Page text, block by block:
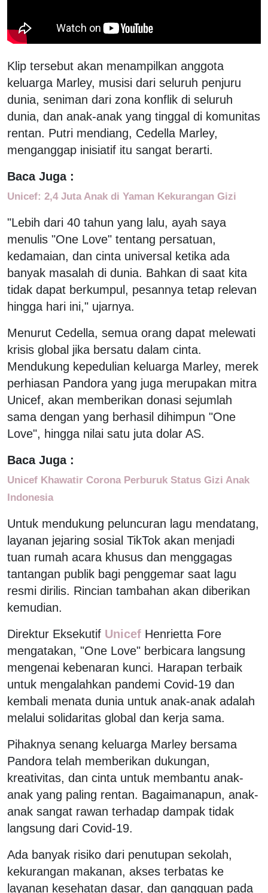
Klip tersebut akan menampilkan anggota
keluarga Marley, musisi dari seluruh penjuru
dunia, seniman dari zona konflik di seluruh
dunia, dan anak-anak yang tinggal di komunitas
rentan. Putri mendiang, Cedella Marley,
menganggap inisiatif itu sangat berarti.
Baca Juga :
Unicef: 2,4 Juta Anak di Yaman Kekurangan Gizi
"Lebih dari 40 tahun yang lalu, ayah saya
menulis "One Love" tentang persatuan,
kedamaian, dan cinta universal ketika ada
banyak masalah di dunia. Bahkan di saat kita
tidak dapat berkumpul, pesannya tetap relevan
hingga hari ini," ujarnya.
Menurut Cedella, semua orang dapat melewati
krisis global jika bersatu dalam cinta.
Mendukung kepedulian keluarga Marley, merek
perhiasan Pandora yang juga merupakan mitra
Unicef, akan memberikan donasi sejumlah
sama dengan yang berhasil dihimpun "One
Love", hingga nilai satu juta dolar AS.
Baca Juga :
Unicef Khawatir Corona Perburuk Status Gizi Anak
Indonesia
Untuk mendukung peluncuran lagu mendatang,
layanan jejaring sosial TikTok akan menjadi
tuan rumah acara khusus dan menggagas
tantangan publik bagi penggemar saat lagu
resmi dirilis. Rincian tambahan akan diberikan
kemudian.
Direktur Eksekutif Unicef Henrietta Fore
mengatakan, "One Love" berbicara langsung
mengenai kebenaran kunci. Harapan terbaik
untuk mengalahkan pandemi Covid-19 dan
kembali menata dunia untuk anak-anak adalah
melalui solidaritas global dan kerja sama.
Pihaknya senang keluarga Marley bersama
Pandora telah memberikan dukungan,
kreativitas, dan cinta untuk membantu anak-
anak yang paling rentan. Bagaimanapun, anak-
anak sangat rawan terhadap dampak tidak
langsung dari Covid-19.
Ada banyak risiko dari penutupan sekolah,
kekurangan makanan, akses terbatas ke
layanan kesehatan dasar, dan gangguan pada